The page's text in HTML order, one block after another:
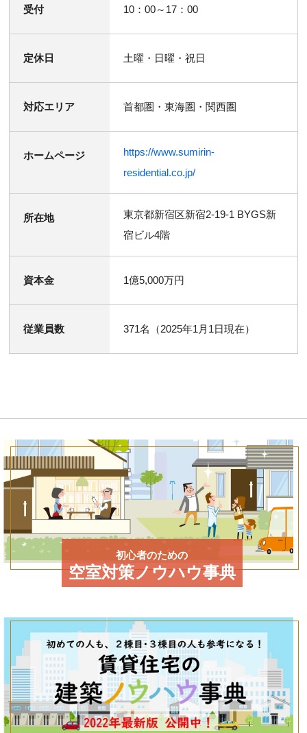
受付 10：00～17：00
定休日 土曜・日曜・祝日
対応エリア 首都圏・東海圏・関西圏
ホームページ
https://www.sumirin-
residential.co.jp/
所在地
東京都新宿区新宿2-19-1 BYGS新
宿ビル4階
資本金 1億5,000万円
従業員数 371名（2025年1月1日現在）
初心者のための
空室対策ノウハウ事典